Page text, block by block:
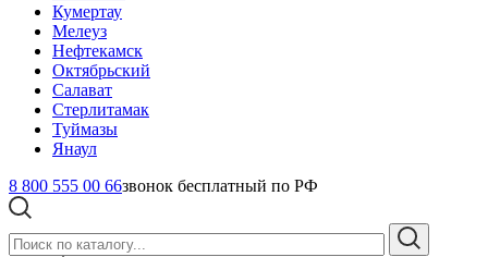
Кумертау
Мелеуз
Нефтекамск
Октябрьский
Салават
Стерлитамак
Туймазы
Янаул
8 800 555 00 66звонок бесплатный по РФ